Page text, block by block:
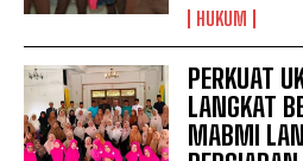
HUKUM
PERKUAT
LANGKAT
MABMI